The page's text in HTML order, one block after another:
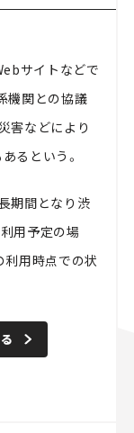
サイトなどで
機関との協議
害などにより
るという。
期間となり渋
用予定の場
利用時点での状